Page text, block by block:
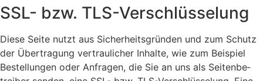
SSL- bzw. TLS-Ver­schlüs­se­lung
Die­se Sei­te nutzt aus Sicher­heits­grün­den und zum Schutz
der Über­tra­gung ver­trau­li­cher Inhal­te, wie zum Bei­spiel
Bestel­lun­gen oder Anfra­gen, die Sie an uns als Sei­ten­be­